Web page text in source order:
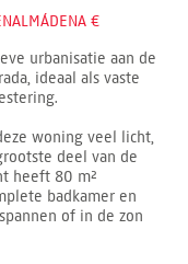
€
urbanisatie aan de
ideaal als vaste
woning veel licht,
deel van de
heeft 80 m²
badkamer en
of in de zon